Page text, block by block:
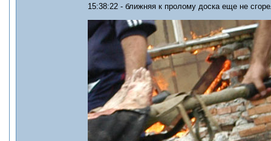
15:38:22 - ближняя к пролому доска еще не